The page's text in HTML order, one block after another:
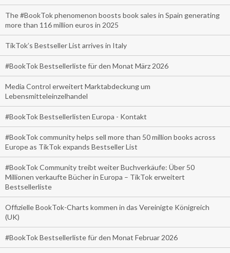
The #BookTok phenomenon boosts book sales in Spain generating
more than 116 million euros in 2025
TikTok’s Bestseller List arrives in Italy
#BookTok Bestsellerliste für den Monat März 2026
Media Control erweitert Marktabdeckung um
Lebensmitteleinzelhandel
#BookTok Bestsellerlisten Europa - Kontakt
#BookTok community helps sell more than 50 million books across
Europe as TikTok expands Bestseller List
#BookTok Community treibt weiter Buchverkäufe: Über 50
Millionen verkaufte Bücher in Europa – TikTok erweitert
Bestsellerliste
Offizielle BookTok-Charts kommen in das Vereinigte Königreich
(UK)
#BookTok Bestsellerliste für den Monat Februar 2026